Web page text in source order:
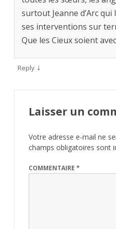
surtout Jeanne d’Arc qui
ses interventions sur
Que les Cieux soient
Reply ↓
Laisser un
Votre adresse e-mail ne
champs obligatoires sont
COMMENTAIRE *